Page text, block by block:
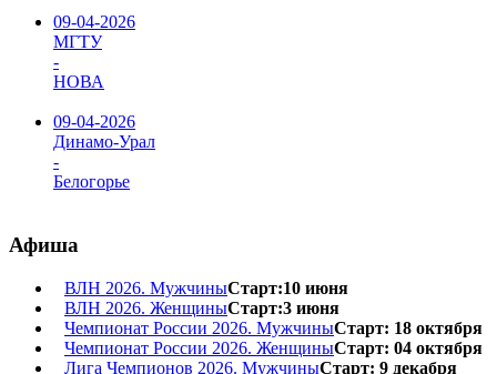
09-04-2026
МГТУ
-
НОВА
09-04-2026
Динамо-Урал
-
Белогорье
Афиша
ВЛН 2026. МужчиныСтарт:10 июня
ВЛН 2026. ЖенщиныСтарт:3 июня
Чемпионат России 2026. МужчиныСтарт: 18 октября
Чемпионат России 2026. ЖенщиныСтарт: 04 октября
Лига Чемпионов 2026. МужчиныСтарт: 9 декабря